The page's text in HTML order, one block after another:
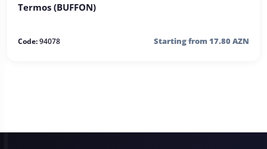
Termos (BUFFON)
Code:94078 Starting from 17.80 AZN